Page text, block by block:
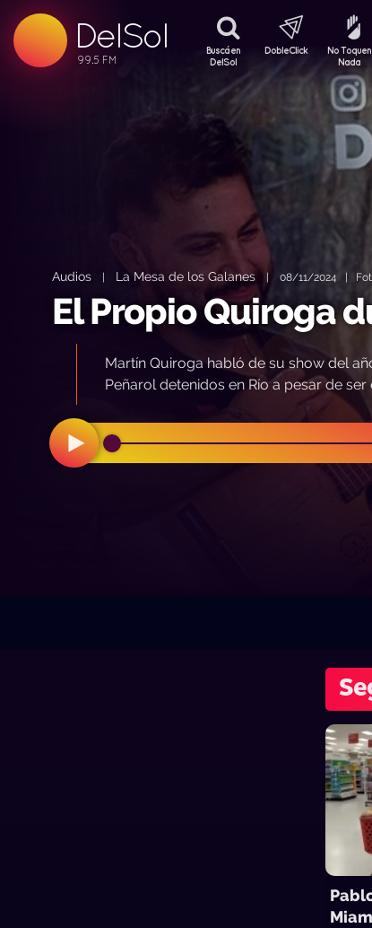
DelSol
99.5 FM
99.5 FM
99.5 FM
Buscá en
DelSol
DobleClick
No Toquen
Nada
Audios| La Mesa de los Galanes | 08/11/2024 |
El Propio Quiroga
Martín Quiroga habló de su show del
Peñarol detenidos en Río a pesar de